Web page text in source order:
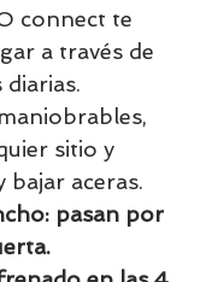
connect te
a través de
diarias.
sitio y
bajar aceras.
pasan por